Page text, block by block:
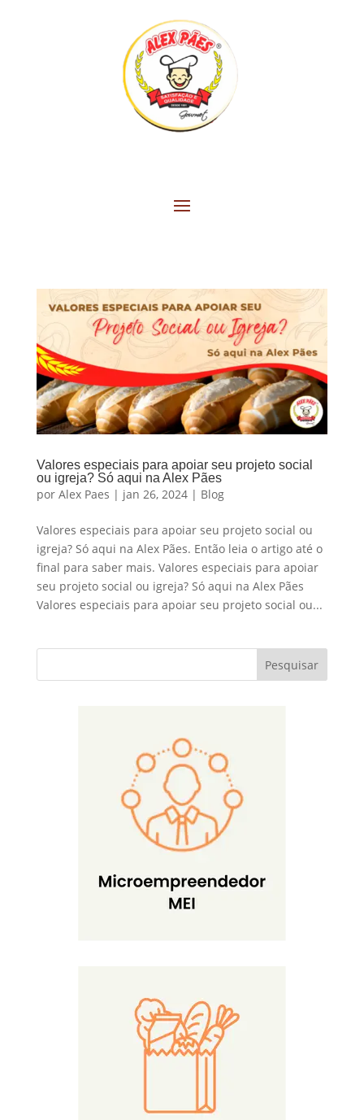
Valores especiais para apoiar seu projeto social
ou igreja? Só aqui na Alex Pães
por Alex Paes | jan 26, 2024| Blog
Valores especiais para apoiar seu projeto social ou
igreja? Só aqui na Alex Pães. Então leia o artigo até o
final para saber mais. Valores especiais para apoiar
seu projeto social ou igreja? Só aqui na Alex Pães
Valores especiais para apoiar seu projeto social ou...
Pesquisar